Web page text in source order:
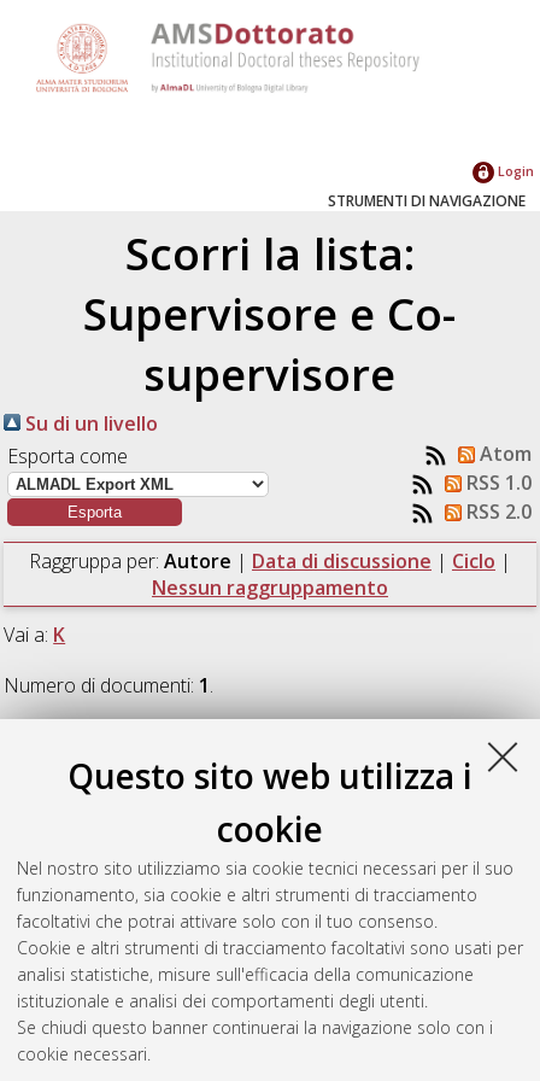
Questo sito web utilizza i
cookie
Nel nostro sito utilizziamo sia cookie tecnici necessari per il suo
funzionamento, sia cookie e altri strumenti di tracciamento
facoltativi che potrai attivare solo con il tuo consenso.
Cookie e altri strumenti di tracciamento facoltativi sono usati per
analisi statistiche, misure sull'efficacia della comunicazione
istituzionale e analisi dei comportamenti degli utenti.
Se chiudi questo banner continuerai la navigazione solo con i
cookie necessari.
Login
STRUMENTI DI NAVIGAZIONE
Scorri la lista:
Supervisore e Co-
supervisore
Su di un livello
Esporta come
Atom
RSS 1.0
RSS 2.0
Raggruppa per: Autore | Data di discussione | Ciclo |
Nessun raggruppamento
Vai a: K
Numero di documenti: 1.
A Unified Model for XVA, including
, [Dissertation thesis], Alma Mater
Studiorum Università di Bologna. Dottorato di ricerca in
Matematica, 35 Ciclo. DOI
10.48676/unibo/amsdottorato/10543.
Questa lista e' stata generata ilFri Aug 7 20:46:00 2026 CEST
Atom